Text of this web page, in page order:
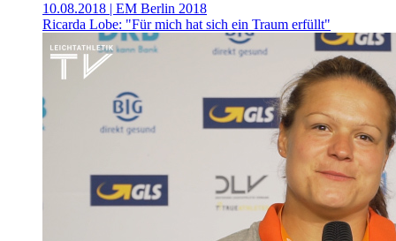
10.08.2018 | EM Berlin 2018
Ricarda Lobe: "Für mich hat sich ein Traum erfüllt"